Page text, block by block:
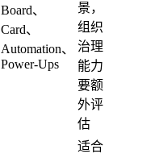
Board、
Card、
Automation、
Power-Ups
景，
组织
治理
能力
要额
外评
估
适合